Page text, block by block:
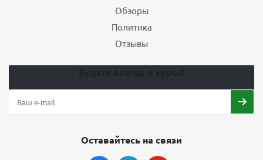
Обзоры
Политика
Отзывы
Оставайтесь на связи